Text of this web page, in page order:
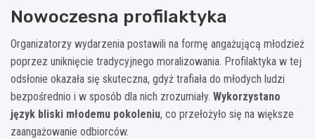
Nowoczesna profilaktyka
Organizatorzy wydarzenia postawili na formę angażującą młodzież
poprzez uniknięcie tradycyjnego moralizowania. Profilaktyka w tej
odsłonie okazała się skuteczna, gdyż trafiała do młodych ludzi
bezpośrednio i w sposób dla nich zrozumiały. Wykorzystano
język bliski młodemu pokoleniu, co przełożyło się na większe
zaangażowanie odbiorców.